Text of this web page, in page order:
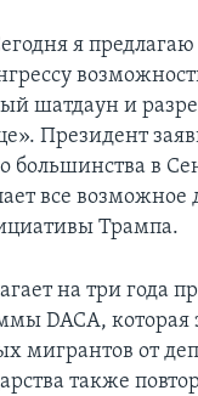
я
шатдаун и
Президент
большинства в
все возможное
Трампа.
на три года
DACA,
мигрантов от
также